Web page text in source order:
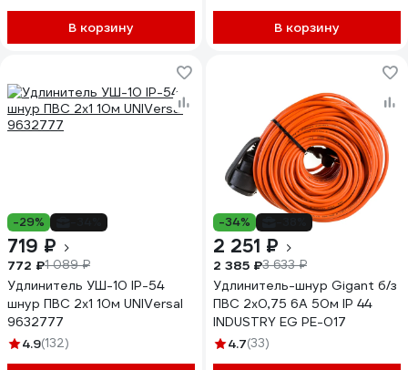
В корзину В корзину
-29%
719 ₽
772 ₽1 089 ₽
Удлинитель УШ-10 IP-54
шнур ПВС 2x1 10м UNIVersal
9632777
4.9(132)
-34%
2 251 ₽
2 385 ₽3 633 ₽
Удлинитель-шнур Gigant б/з
ПВС 2х0,75 6A 50м IP 44
INDUSTRY EG PE-017
4.7(33)